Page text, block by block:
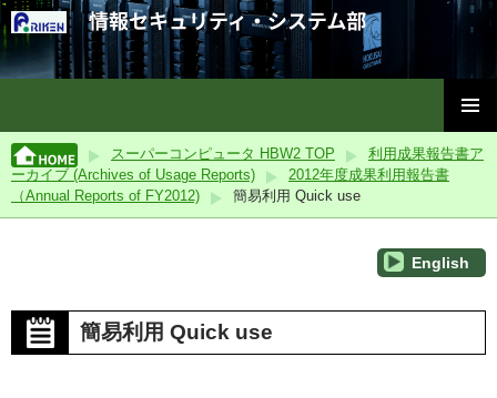
ニュー
ン
テ
ン
ツ
ッ
スーパーコンピュータ HBW2 TOP
利用成果報告書ア
ーカイブ (Archives of Usage Reports)
2012年度成果利用報告書
（Annual Reports of FY2012)
簡易利用 Quick use
English
簡易利用 Quick use